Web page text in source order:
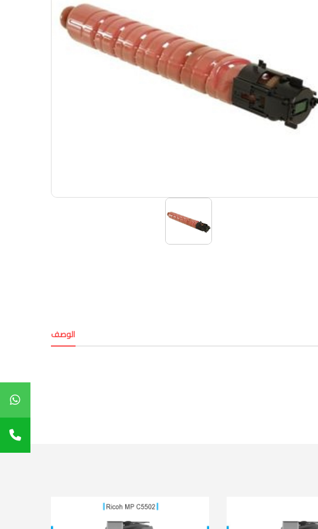
الوصف